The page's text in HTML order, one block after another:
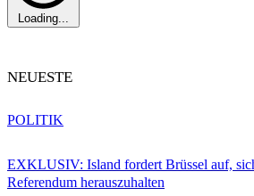
Loading...
NEUESTE
EXKLUSIV: Island fordert Brüssel auf,
Referendum herauszuhalten
POLITIK